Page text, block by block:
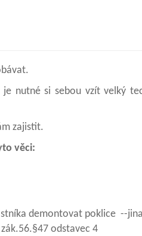
nutné si sebou vzít velký
zajistit.
věci:
demontovat poklice --
odstavec 4